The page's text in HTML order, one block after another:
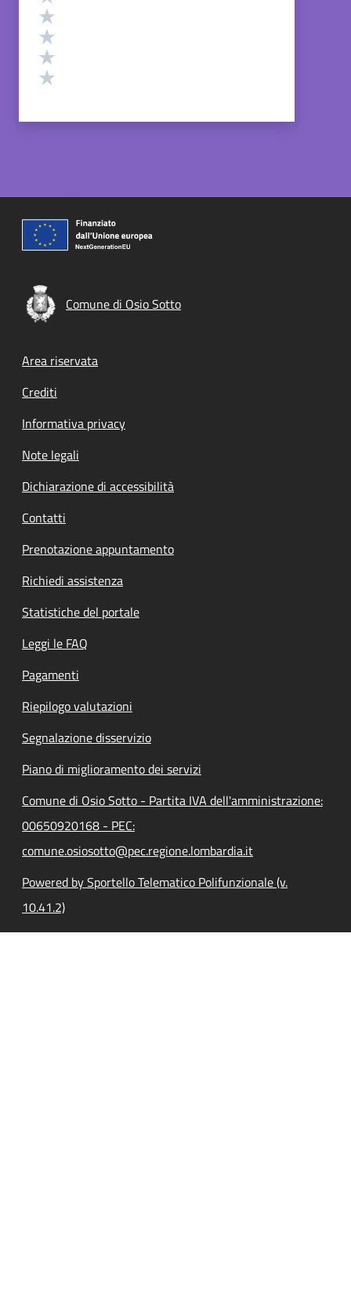
Comune di Osio Sotto
Footer menu
Area riservata
Crediti
Informativa privacy
Note legali
Dichiarazione di accessibilità
Contatti
Prenotazione appuntamento
Richiedi assistenza
Statistiche del portale
Leggi le FAQ
Pagamenti
Riepilogo valutazioni
Segnalazione disservizio
Piano di miglioramento dei servizi
Comune di Osio Sotto - Partita IVA dell'amministrazione:
00650920168 - PEC:
comune.osiosotto@pec.regione.lombardia.it
Powered by Sportello Telematico Polifunzionale (v.
10.41.2)